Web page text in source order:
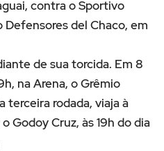
contra o Sportivo
del Chaco, em
de sua torcida. Em 8
na Arena, o Grêmio
terceira rodada, viaja à
Godoy Cruz, às 19h do dia